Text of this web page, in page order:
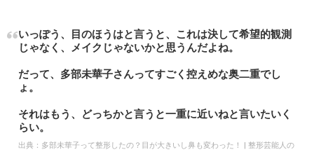
いっぽう、目のほうはと言うと、これは決して希望的観測
じゃなく、メイクじゃないかと思うんだよね。
だって、多部未華子さんってすごく控えめな奥二重でし
ょ。
それはもう、どっちかと言うと一重に近いねと言いたいく
らい。
出典： 多部未華子って整形したの？目が大きいし鼻も変わった！ | 整形芸能人の